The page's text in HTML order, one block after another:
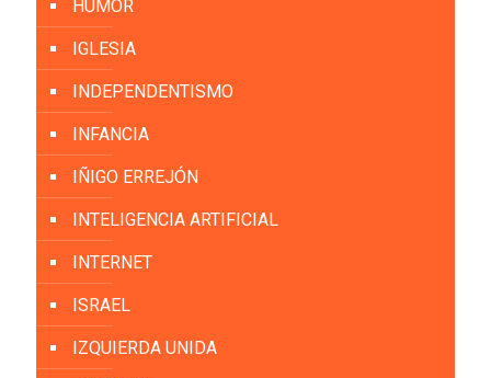
HUMOR
IGLESIA
INDEPENDENTISMO
INFANCIA
IÑIGO ERREJÓN
INTELIGENCIA ARTIFICIAL
INTERNET
ISRAEL
IZQUIERDA UNIDA